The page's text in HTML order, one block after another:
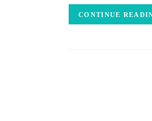
CONTINUE